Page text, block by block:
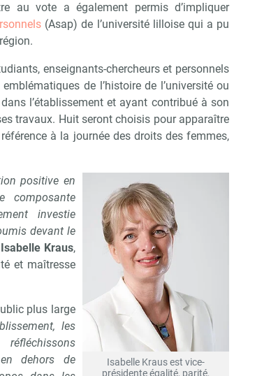
au vote a également permis d’impliquer
(Asap) de l’université lilloise qui a pu
enseignants-chercheurs et personnels
de l’histoire de l’université ou
l’établissement et ayant contribué à son
travaux. Huit seront choisis pour apparaître
à la journée des droits des femmes,
Isabelle Kraus est vice-
présidente égalité, parité,
positive en
composante
investie
devant le
Isabelle Kraus,
et maîtresse
plus large
les
dehors de
Matin Abonnez-vous à notre newsletter
merci, je reçois déjà ! Je déciderai plus tard